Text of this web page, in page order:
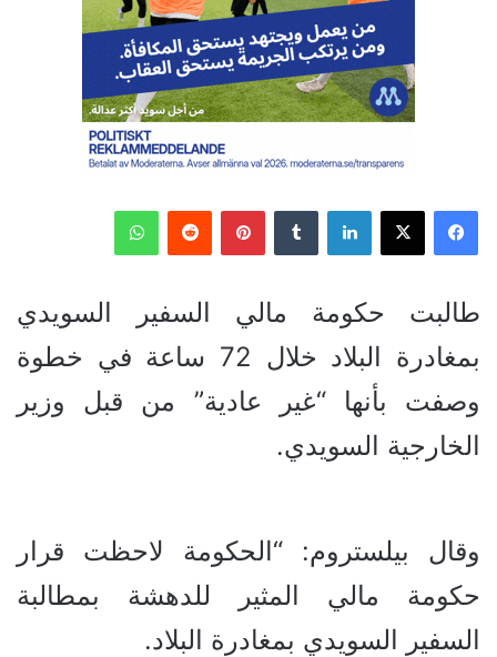
فيسبوك ‫X لينكدإن بينتيريست واتساب
طالبت حكومة مالي السفير السويدي
بمغادرة البلاد خلال 72 ساعة في خطوة
وصفت بأنها “غير عادية” من قبل وزير
الخارجية السويدي.
وقال بيلستروم: “الحكومة لاحظت قرار
حكومة مالي المثير للدهشة بمطالبة
السفير السويدي بمغادرة البلاد.